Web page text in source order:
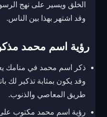
الخلق ويسير على نهج
وقد اشتهر بهذا بين الناس.
رؤية اسم محمد
ذكر اسم محمد في منامك
وقد يكون بمثابة تذكير لك
طريق المعاصي والذنوب.
رؤية اسم محمد مكتوب